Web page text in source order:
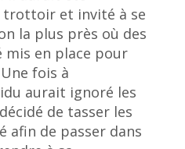
trottoir et invité à se
la plus près où des
mis en place pour
fois à
aurait ignoré les
de tasser les
afin de passer dans